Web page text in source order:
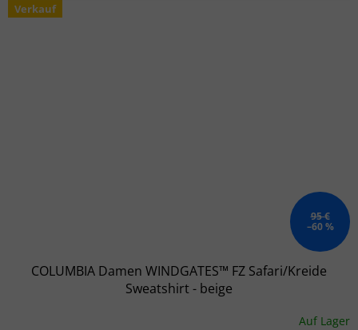
Verkauf
95 €
–60 %
COLUMBIA Damen WINDGATES™ FZ Safari/Kreide
Sweatshirt - beige
Auf Lager